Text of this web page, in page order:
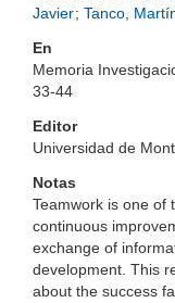
Javier; Tanco,
En
Memoria
33-44
Editor
Universidad de
Notas
Teamwork is one of
continuous
exchange of
development. This
about the success